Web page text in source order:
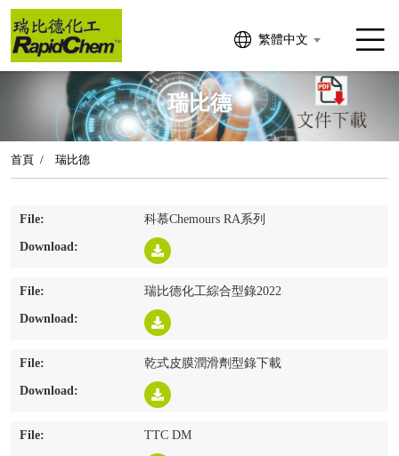
繁體中文
瑞比德
首頁 瑞比德
科慕Chemours RA系列
瑞比德化工綜合型錄2022
乾式皮膜潤滑劑型錄下載
TTC DM